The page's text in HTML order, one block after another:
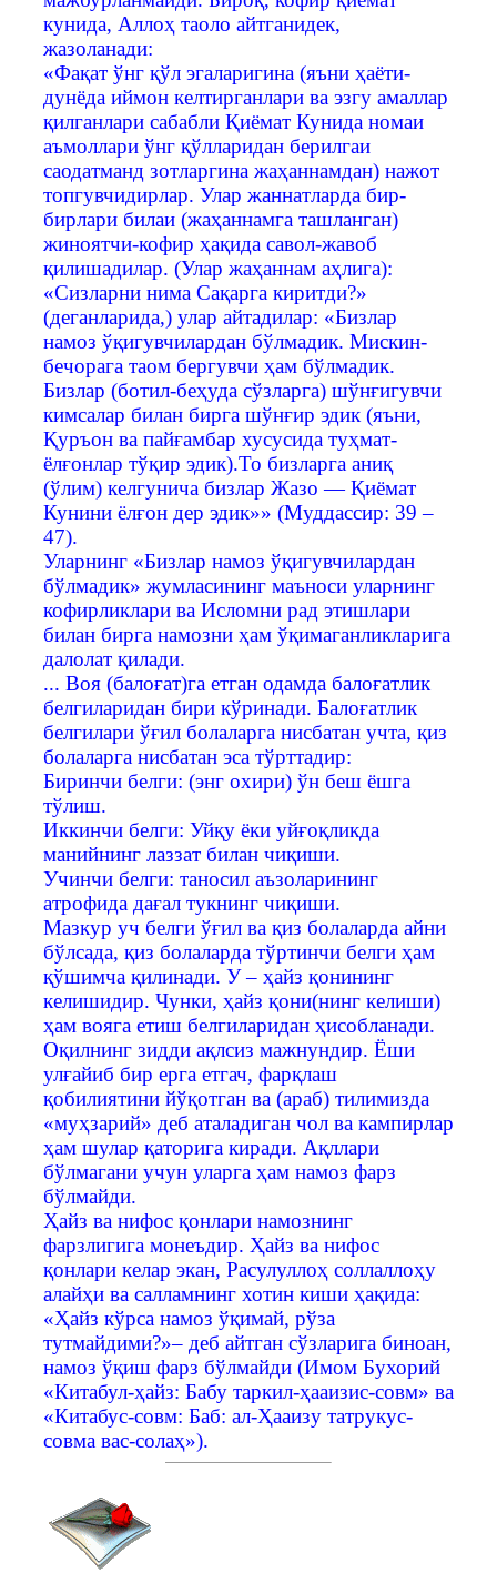
кунида, Аллоҳ таоло айтганидек,
жазоланади:
«Фақат ўнг қўл эгаларигина (яъни ҳаёти-
дунёда иймон келтирганлари ва эзгу амаллар
қилганлари сабабли Қиёмат Кунида номаи
аъмоллари ўнг қўлларидан берилгаи
саодатманд зотларгина жаҳаннамдан) нажот
топгувчидирлар. Улар жаннатларда бир-
бирлари билаи (жаҳаннамга ташланган)
жиноятчи-кофир ҳақида савол-жавоб
қилишадилар. (Улар жаҳаннам аҳлига):
«Сизларни нима Сақарга киритди?»
(деганларида,) улар айтадилар: «Бизлар
намоз ўқигувчилардан бўлмадик. Мискин-
бечорага таом бергувчи ҳам бўлмадик.
Бизлар (ботил-беҳуда сўзларга) шўнғигувчи
кимсалар билан бирга шўнғир эдик (яъни,
Қуръон ва пайғамбар хусусида туҳмат-
ёлғонлар тўқир эдик).То бизларга аниқ
(ўлим) келгунича бизлар Жазо — Қиёмат
Кунини ёлғон дер эдик»» (Муддассир: 39 –
47).
Уларнинг «Бизлар намоз ўқигувчилардан
бўлмадик» жумласининг маъноси уларнинг
кофирликлари ва Исломни рад этишлари
билан бирга намозни ҳам ўқимаганликларига
далолат қилади.
... Воя (балоғат)га етган одамда балоғатлик
белгиларидан бири кўринади. Балоғатлик
белгилари ўғил болаларга нисбатан учта, қиз
болаларга нисбатан эса тўрттадир:
Биринчи белги: (энг охири) ўн беш ёшга
тўлиш.
Иккинчи белги: Уйқу ёки уйғоқликда
манийнинг лаззат билан чиқиши.
Учинчи белги: таносил аъзоларининг
атрофида дағал тукнинг чиқиши.
Мазкур уч белги ўғил ва қиз болаларда айни
бўлсада, қиз болаларда тўртинчи белги ҳам
қўшимча қилинади. У – ҳайз қонининг
келишидир. Чунки, ҳайз қони(нинг келиши)
ҳам вояга етиш белгиларидан ҳисобланади.
Оқилнинг зидди ақлсиз мажнундир. Ёши
улғайиб бир ерга етгач, фарқлаш
қобилиятини йўқотган ва (араб) тилимизда
«муҳзарий» деб аталадиган чол ва кампирлар
ҳам шулар қаторига киради. Ақллари
бўлмагани учун уларга ҳам намоз фарз
бўлмайди.
Ҳайз ва нифос қонлари намознинг
фарзлигига монеъдир. Ҳайз ва нифос
қонлари келар экан, Расулуллоҳ соллаллоҳу
алайҳи ва салламнинг хотин киши ҳақида:
«Ҳайз кўрса намоз ўқимай, рўза
тутмайдими?»– деб айтган сўзларига биноан,
намоз ўқиш фарз бўлмайди (Имом Бухорий
«Китабул-ҳайз: Бабу таркил-ҳааизис-совм» ва
«Китабус-совм: Баб: ал-Ҳааизу татрукус-
совма вас-солаҳ»).